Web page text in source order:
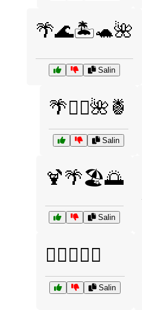
🌴🌊🏝️🐢🌺
Salin
🌴🏄‍♂️🌺🍍
Salin
🍹🌴🏖️🌅
Salin
🏄‍♀️🌊🐬🌞
Salin